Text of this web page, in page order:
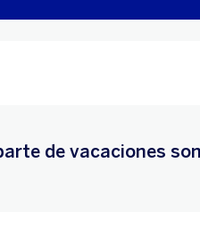
de vacaciones son